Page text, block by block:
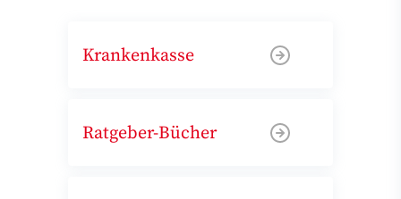
Krankenkasse
Ratgeber-Bücher